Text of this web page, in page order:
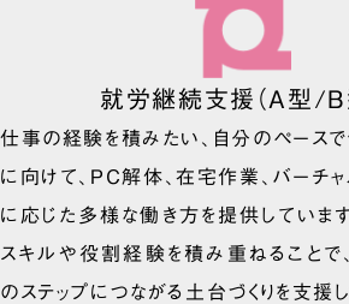
就労継続支援（A型/B
仕事の経験を積みたい、自分のペース
に向けて、PC解体、在宅作業、バーチ
に応じた多様な働き方を提供していま
スキルや役割経験を積み重ねることで
のステップにつながる土台づくりを支援し